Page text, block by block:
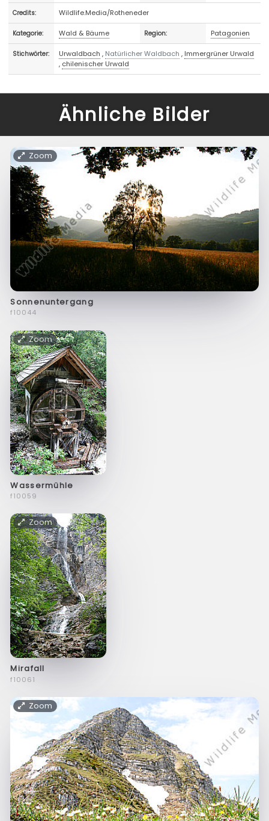
Credits: Wildlife.Media/Rotheneder
Kategorie: Wald & Bäume Region: Patagonien
Stichwörter: Urwaldbach , Natürlicher Waldbach , Immergrüner Urwald
, chilenischer Urwald
Ähnliche Bilder
Zoom
Sonnenuntergang
f10044
Zoom
Wassermühle
f10059
Zoom
Mirafall
f10061
Zoom